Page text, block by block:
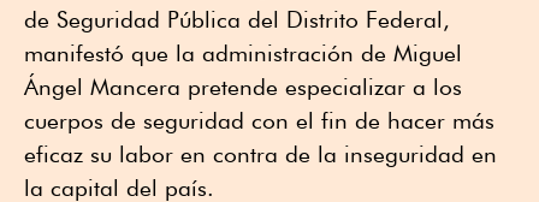
de Seguridad Pública del Distrito Federal,
manifestó que la administración de Miguel
Ángel Mancera pretende especializar a los
cuerpos de seguridad con el fin de hacer más
eficaz su labor en contra de la inseguridad en
la capital del país.